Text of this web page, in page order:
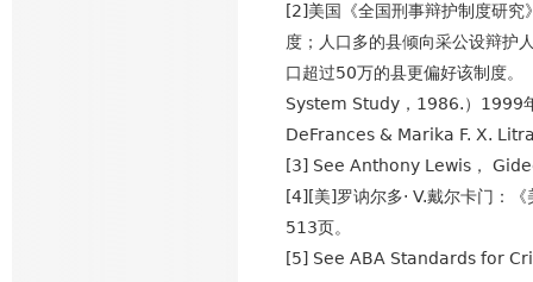
[2]美国《全国刑事辩护制度研究
度；人口多的县倾向采公设辩护
口超过50万的县更偏好该制度
System Study，1986.）1999
DeFrances & Marika F. X.
[3] See Anthony Lewis，
[4][美]罗讷尔多· V.戴尔卡门：
513页。
[5] See ABA Standards for